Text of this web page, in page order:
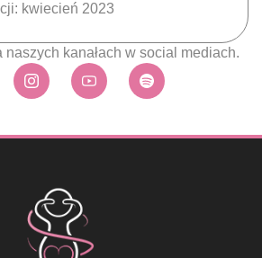
kwiecień 2023
naszych kanałach w social mediach.